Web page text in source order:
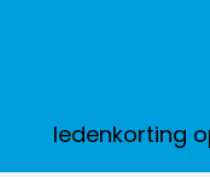
ledenkorting